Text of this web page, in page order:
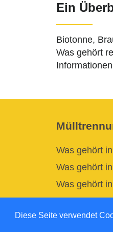
Diese Seite verwendet
Ein
Biotonne,
Was gehört
Was gehört
Was gehört
Was gehört